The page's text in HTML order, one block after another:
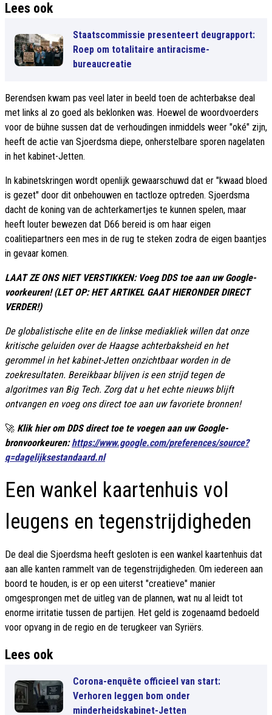
Lees ook
Staatscommissie presenteert deugrapport:
Roep om totalitaire antiracisme-
bureaucreatie
Berendsen kwam pas veel later in beeld toen de achterbakse deal
met links al zo goed als beklonken was. Hoewel de woordvoerders
voor de bühne sussen dat de verhoudingen inmiddels weer "oké" zijn,
heeft de actie van Sjoerdsma diepe, onherstelbare sporen nagelaten
in het kabinet-Jetten.
In kabinetskringen wordt openlijk gewaarschuwd dat er "kwaad bloed
is gezet" door dit onbehouwen en tactloze optreden. Sjoerdsma
dacht de koning van de achterkamertjes te kunnen spelen, maar
heeft louter bewezen dat D66 bereid is om haar eigen
coalitiepartners een mes in de rug te steken zodra de eigen baantjes
in gevaar komen.
LAAT ZE ONS NIET VERSTIKKEN: Voeg DDS toe aan uw Google-
voorkeuren! (LET OP: HET ARTIKEL GAAT HIERONDER DIRECT
VERDER!)
De globalistische elite en de linkse mediakliek willen dat onze
kritische geluiden over de Haagse achterbaksheid en het
gerommel in het kabinet-Jetten onzichtbaar worden in de
zoekresultaten. Bereikbaar blijven is een strijd tegen de
algoritmes van Big Tech. Zorg dat u het echte nieuws blijft
ontvangen en voeg ons direct toe aan uw favoriete bronnen!
🚀 Klik hier om DDS direct toe te voegen aan uw Google-
bronvoorkeuren: https://www.google.com/preferences/source?
q=dagelijksestandaard.nl
Een wankel kaartenhuis vol
leugens en tegenstrijdigheden
De deal die Sjoerdsma heeft gesloten is een wankel kaartenhuis dat
aan alle kanten rammelt van de tegenstrijdigheden. Om iedereen aan
boord te houden, is er op een uiterst "creatieve" manier
omgesprongen met de uitleg van de plannen, wat nu al leidt tot
enorme irritatie tussen de partijen. Het geld is zogenaamd bedoeld
voor opvang in de regio en de terugkeer van Syriërs.
Lees ook
Corona-enquête officieel van start:
Verhoren leggen bom onder
minderheidskabinet-Jetten